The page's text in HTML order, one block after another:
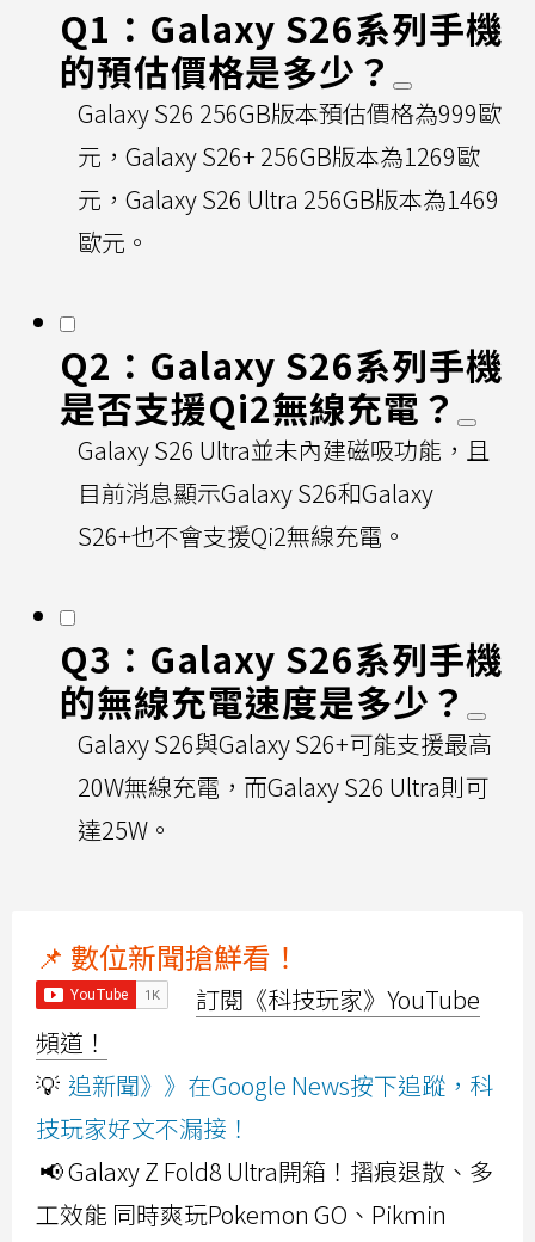
Q1：Galaxy S26系列手機
的預估價格是多少？
Galaxy S26 256GB版本預估價格為999歐
元，Galaxy S26+ 256GB版本為1269歐
元，Galaxy S26 Ultra 256GB版本為1469
歐元。
Q2：Galaxy S26系列手機
是否支援Qi2無線充電？
Galaxy S26 Ultra並未內建磁吸功能，且
目前消息顯示Galaxy S26和Galaxy
S26+也不會支援Qi2無線充電。
Q3：Galaxy S26系列手機
的無線充電速度是多少？
Galaxy S26與Galaxy S26+可能支援最高
20W無線充電，而Galaxy S26 Ultra則可
達25W。
📌 數位新聞搶鮮看！
訂閱《科技玩家》YouTube
頻道！
💡 追新聞》》在Google News按下追蹤，科
技玩家好文不漏接！
📢 Galaxy Z Fold8 Ultra開箱！摺痕退散、多
工效能 同時爽玩Pokemon GO、Pikmin